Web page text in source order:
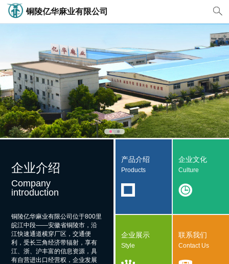
铜陵亿华麻业有限公司
企业介绍
Company
introduction
铜陵亿华麻业有限公司位于800里
皖江中段——安徽省铜陵市，沿
江快速通道横穿厂区，交通便
利，受长三角经济带辐射，享有
江、浙、沪丰富的信息资源，具
有自营进出口经营权，企业发展
产品介绍
Products
企业文化
Culture
企业展示
Style
联系我们
Contact Us